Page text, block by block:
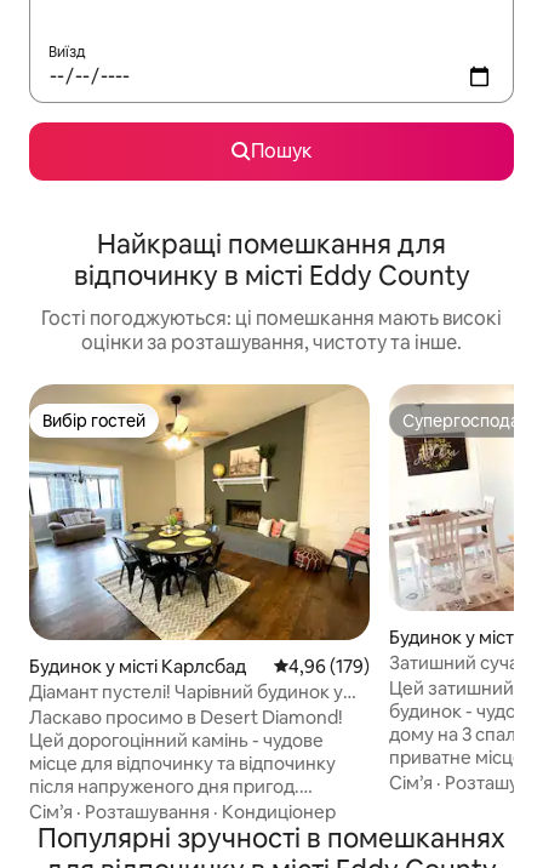
Виїзд
Пошук
Найкращі помешкання для
відпочинку в місті Eddy County
Гості погоджуються: ці помешкання мають високі
оцінки за розташування, чистоту та інше.
Вибір гостей
Вибір гостей
Будинок у місті Карлсбад Середня оцінка: 4,96 з 5,
4,96 (179)
Діамант пустелі! Чарівний будинок у
Карлсбаді, 6 спальних місць
Ласкаво просимо в Desert Diamond!
Цей дорогоцінний камінь - чудове
місце для відпочинку та відпочинку
після напруженого дня пригод.
Приходьте і насолоджуйтеся
комфортним відпочинком у Карлсбаді
в цьому зі смаком оновленому
Сім’я · Розташування · Кондиціонер
Супергосподар
Супергосподар
Будинок у місті
Затишний
будинок
Цей затишний
будинок -
дому на 3
приватне місце
розташоване на
поблизу місць
ви прямуєте до
Сім’я ·
Популярні зручності в помешканнях